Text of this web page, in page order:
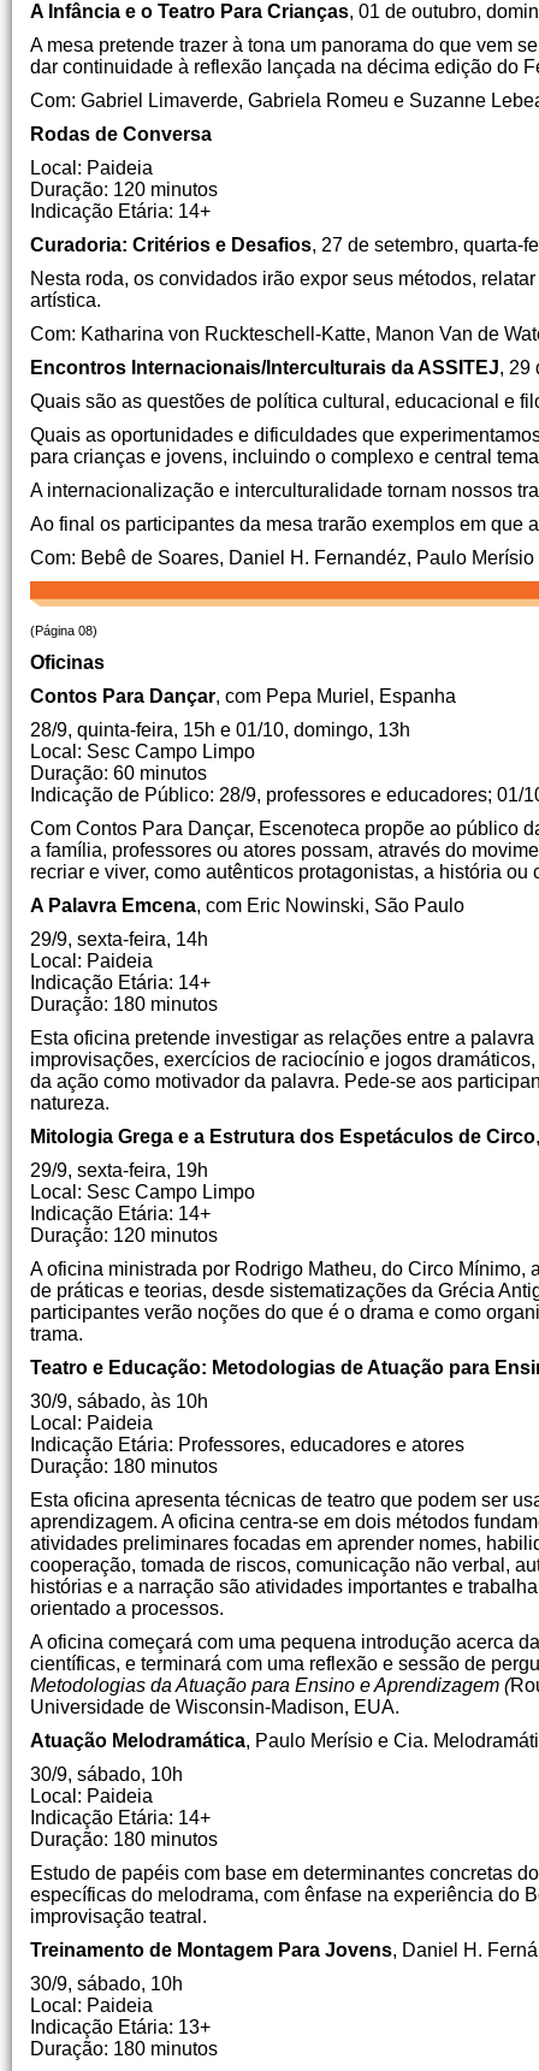
A Infância e o Teatro Para Crianças, 01 de outubro,
A mesa pretende trazer à tona um panorama do que vem
dar continuidade à reflexão lançada na décima edição do
Com: Gabriel Limaverde, Gabriela Romeu e Suzanne
Rodas de Conversa
Local: Paideia
Duração: 120 minutos
Indicação Etária: 14+
Curadoria: Critérios e Desafios, 27 de setembro, quarta-
Nesta roda, os convidados irão expor seus métodos,
artística.
Com: Katharina von Ruckteschell-Katte, Manon Van de
Encontros Internacionais/Interculturais da ASSITEJ, 29
Quais são as questões de política cultural, educacional e
Quais as oportunidades e dificuldades que
para crianças e jovens, incluindo o complexo e central
A internacionalização e interculturalidade tornam nossos
Ao final os participantes da mesa trarão exemplos em que
Com: Bebê de Soares, Daniel H. Fernandéz, Paulo
(Página 08)
Oficinas
Contos Para Dançar, com Pepa Muriel, Espanha
28/9, quinta-feira, 15h e 01/10, domingo, 13h
Local: Sesc Campo Limpo
Duração: 60 minutos
Indicação de Público: 28/9, professores e educadores; 01/
Com Contos Para Dançar, Escenoteca propõe ao público
a família, professores ou atores possam, através do
recriar e viver, como autênticos protagonistas, a história ou
A Palavra Emcena, com Eric Nowinski, São Paulo
29/9, sexta-feira, 14h
Local: Paideia
Indicação Etária: 14+
Duração: 180 minutos
Esta oficina pretende investigar as relações entre a
improvisações, exercícios de raciocínio e jogos
da ação como motivador da palavra. Pede-se aos
natureza.
Mitologia Grega e a Estrutura dos Espetáculos de Circo
29/9, sexta-feira, 19h
Local: Sesc Campo Limpo
Indicação Etária: 14+
Duração: 120 minutos
A oficina ministrada por Rodrigo Matheu, do Circo
de práticas e teorias, desde sistematizações da Grécia
participantes verão noções do que é o drama e como
trama.
Teatro e Educação: Metodologias de Atuação para
30/9, sábado, às 10h
Local: Paideia
Indicação Etária: Professores, educadores e atores
Duração: 180 minutos
Esta oficina apresenta técnicas de teatro que podem ser
aprendizagem. A oficina centra-se em dois métodos
atividades preliminares focadas em aprender nomes,
cooperação, tomada de riscos, comunicação não verbal,
histórias e a narração são atividades importantes e
orientado a processos.
A oficina começará com uma pequena introdução acerca
científicas, e terminará com uma reflexão e sessão de
Metodologias da Atuação para Ensino e Aprendizagem (
Universidade de Wisconsin-Madison, EUA.
Atuação Melodramática, Paulo Merísio e Cia.
30/9, sábado, 10h
Local: Paideia
Indicação Etária: 14+
Duração: 180 minutos
Estudo de papéis com base em determinantes concretas
específicas do melodrama, com ênfase na experiência do
improvisação teatral.
Treinamento de Montagem Para Jovens, Daniel H.
30/9, sábado, 10h
Local: Paideia
Indicação Etária: 13+
Duração: 180 minutos